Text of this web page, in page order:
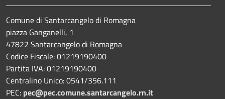
Comune di Santarcangelo di Romagna
piazza Ganganelli, 1
47822 Santarcangelo di Romagna
Codice Fiscale: 01219190400
Partita IVA: 01219190400
Centralino Unico: 0541/356.111
PEC: pec@pec.comune.santarcangelo.rn.it